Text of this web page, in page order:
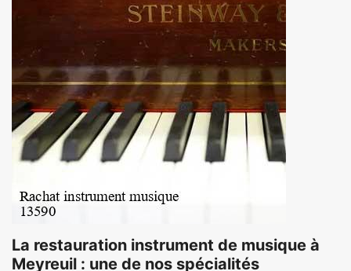
La restauration instrument de musique à
Meyreuil : une de nos spécialités